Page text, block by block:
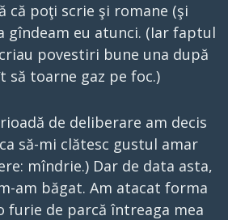
că poţi scrie şi romane (şi
gîndeam eu atunci. (Iar faptul
povestiri bune una după
să toarne gaz pe foc.)
de deliberare am decis
să-mi clătesc gustul amar
mîndrie.) Dar de data asta,
am băgat. Am atacat forma
furie de parcă întreaga mea